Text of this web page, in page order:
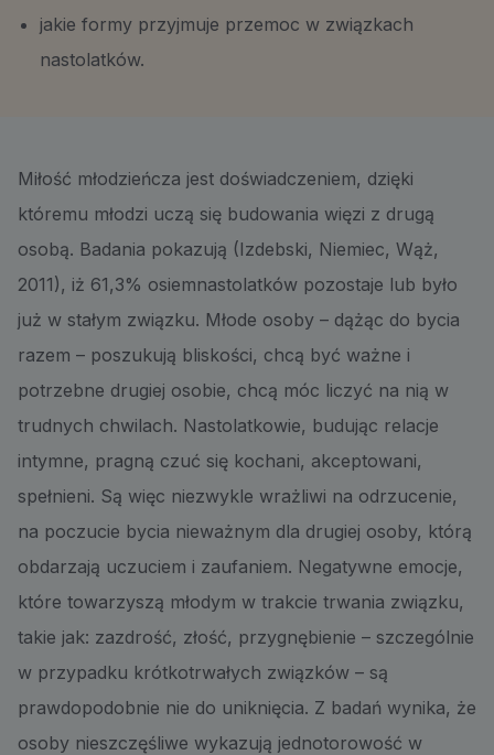
jakie formy przyjmuje przemoc w związkach
nastolatków.
Miłość młodzieńcza jest doświadczeniem, dzięki
któremu młodzi uczą się budowania więzi z drugą
osobą. Badania pokazują (Izdebski, Niemiec, Wąż,
2011), iż 61,3% osiemnastolatków pozostaje lub było
już w stałym związku. Młode osoby – dążąc do bycia
razem – poszukują bliskości, chcą być ważne i
potrzebne drugiej osobie, chcą móc liczyć na nią w
trudnych chwilach. Nastolatkowie, budując relacje
intymne, pragną czuć się kochani, akceptowani,
spełnieni. Są więc niezwykle wrażliwi na odrzucenie,
na poczucie bycia nieważnym dla drugiej osoby, którą
obdarzają uczuciem i zaufaniem. Negatywne emocje,
które towarzyszą młodym w trakcie trwania związku,
takie jak: zazdrość, złość, przygnębienie – szczególnie
w przypadku krótkotrwałych związków – są
prawdopodobnie nie do uniknięcia. Z badań wynika, że
osoby nieszczęśliwe wykazują jednotorowość w